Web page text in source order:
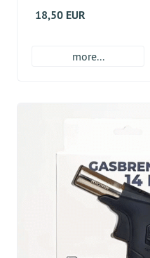
18,50 EUR
more...